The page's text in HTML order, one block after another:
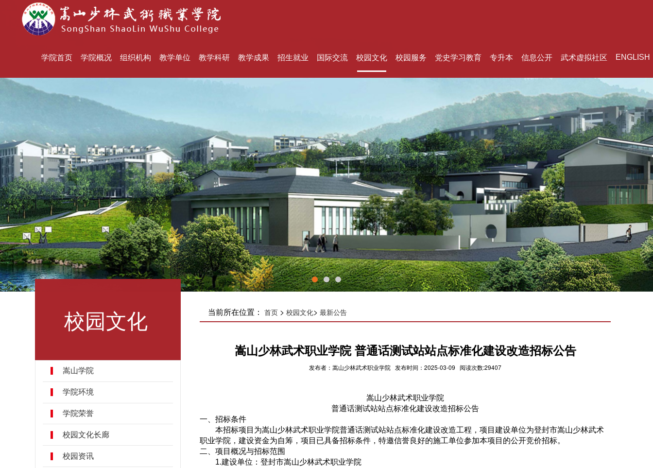
学院首页 学院概况 组织机构 教学单位 教学科研 教学成果 招生就业 国际交流 校园文化 校园服务 党史学习教育 专升本 信息公开 武术虚拟社区 ENGLISH
校园文化
嵩山学院
学院环境
学院荣誉
校园文化长廊
校园资讯
当前所在位置： 首页> 校园文化> 最新公告
嵩山少林武术职业学院 普通话测试站站点标准化建设改造招标公告
发布者：嵩山少林武术职业学院 发布时间：2025-03-09 阅读次数:29407
嵩山少林武术职业学院
普通话测试站站点标准化建设改造招标公告
一、招标条件
本招标项目为嵩山少林武术职业学院普通话测试站站点标准化建设改造工程，项目建设单位为登封市嵩山少林武术
职业学院，建设资金为自筹，项目已具备招标条件，特邀信誉良好的施工单位参加本项目的公开竞价招标。
二、项目概况与招标范围
1.建设单位：登封市嵩山少林武术职业学院